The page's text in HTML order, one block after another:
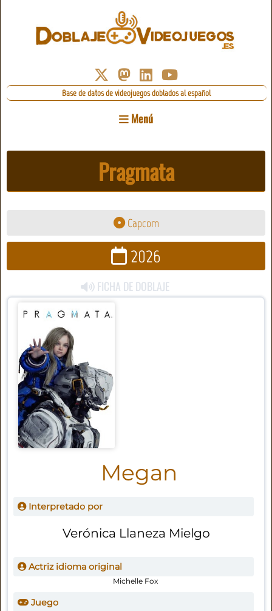
Base de datos de videojuegos doblados al español
Menú
Pragmata
Capcom
2026
FICHA DE DOBLAJE
Megan
Interpretado por
Verónica Llaneza Mielgo
Actriz idioma original
Michelle Fox
Juego